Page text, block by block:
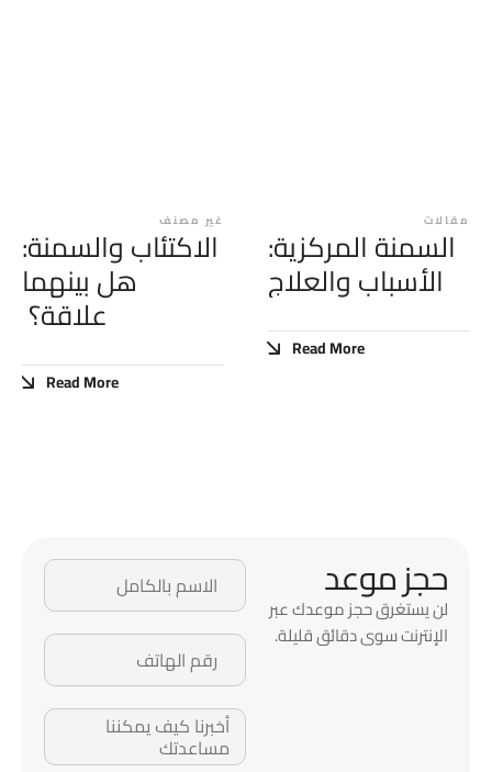
مقالات
السمنة المركزية:
الأسباب والعلاج
Read More
غير مصنف
الاكتئاب والسمنة:
هل بينهما
علاقة؟
Read More
حجز موعد
لن يستغرق حجز موعدك عبر
الإنترنت سوى دقائق قليلة.